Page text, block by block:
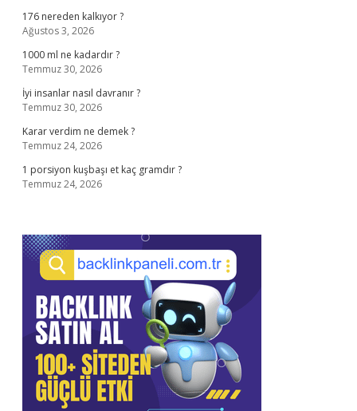
176 nereden kalkıyor ?
Ağustos 3, 2026
1000 ml ne kadardır ?
Temmuz 30, 2026
İyi insanlar nasıl davranır ?
Temmuz 30, 2026
Karar verdim ne demek ?
Temmuz 24, 2026
1 porsiyon kuşbaşı et kaç gramdır ?
Temmuz 24, 2026